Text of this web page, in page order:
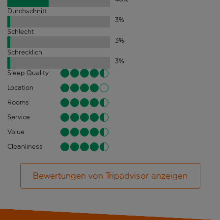
Durchschnitt
3%
Schlecht
3%
Schrecklich
3%
Sleep Quality
Location
Rooms
Service
Value
Cleanliness
Bewertungen von Tripadvisor anzeigen